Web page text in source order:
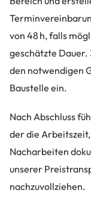
von 48 h, falls
geschätzte
den notwendigen
Baustelle ein.
Nach Abschluss
der die
Nacharbeiten
unserer
nachzuvollziehen.